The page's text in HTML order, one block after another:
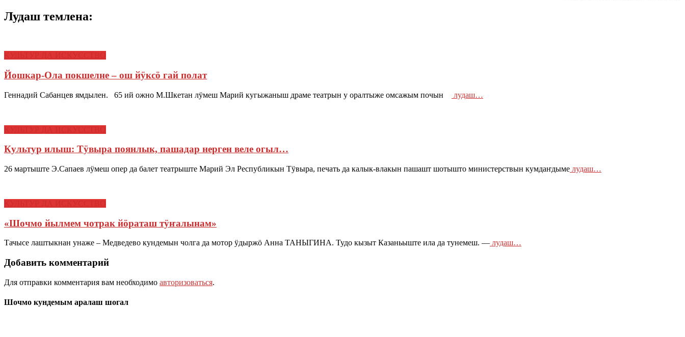
Лудаш темлена:
Йошкар-Ола покшелне – ош йӱксӧ гай полат
Геннадий Сабанцев ямдылен. 65 ий ожно М.Шкетан лӱмеш Марий кугыжаныш драме театрын у оралтыже омсажым почын лудаш…
Культур илыш: Тӱвыра поянлык, пашадар нерген веле огыл…
26 мартыште Э.Сапаев лӱмеш опер да балет театрыште Марий Эл Республикын Тӱвыра, печать да калык-влакын пашашт шотышто министерствын кумдаҥдыме лудаш…
«Шочмо йылмем чотрак йӧраташ тӱҥалынам»
Тачысе лаштыкнан унаже – Медведево кундемын чолга да мотор ӱдыржӧ Анна ТАНЫГИНА. Тудо кызыт Казаньыште ила да тунемеш. — лудаш…
Добавить комментарий
Для отправки комментария вам необходимо авторизоваться.
Шочмо кундемым аралаш шогал